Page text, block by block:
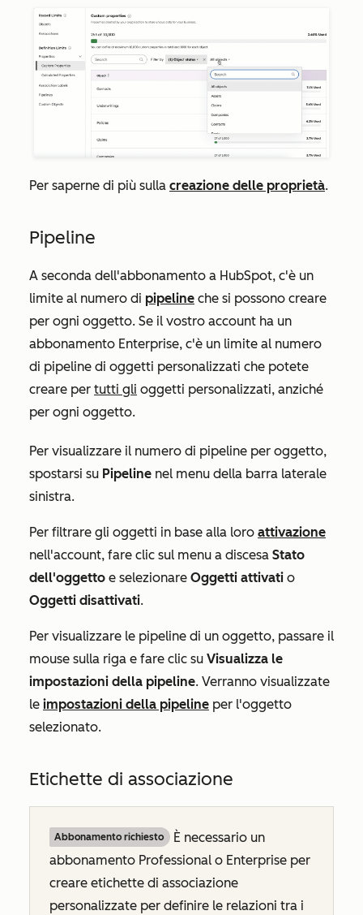
Per saperne di più sulla creazione delle proprietà.
Pipeline
A seconda dell'abbonamento a HubSpot, c'è un
limite al numero di pipeline che si possono creare
per ogni oggetto. Se il vostro account ha un
abbonamento Enterprise, c'è un limite al numero
di pipeline di oggetti personalizzati che potete
creare per tutti gli oggetti personalizzati, anziché
per ogni oggetto.
Per visualizzare il numero di pipeline per oggetto,
spostarsi su Pipeline nel menu della barra laterale
sinistra.
Per filtrare gli oggetti in base alla loro attivazione
nell'account, fare clic sul menu a discesa Stato
dell'oggetto e selezionare Oggetti attivati o
Oggetti disattivati.
Per visualizzare le pipeline di un oggetto, passare il
mouse sulla riga e fare clic su Visualizza le
impostazioni della pipeline. Verranno visualizzate
le impostazioni della pipeline per l'oggetto
selezionato.
Etichette di associazione
Abbonamento richiesto
È necessario un
abbonamento Professional o Enterprise per
creare etichette di associazione
personalizzate per definire le relazioni tra i